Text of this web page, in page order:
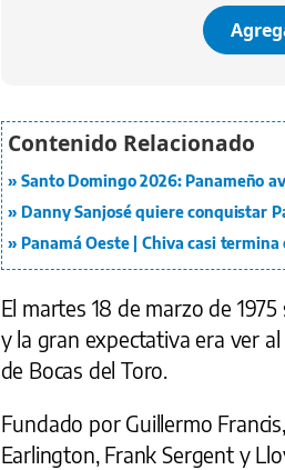
Santo Domingo 2026: Panameño
Danny Sanjosé quiere conquistar
Panamá Oeste | Chiva casi
El martes 18 de marzo de
y la gran expectativa era ver
de Bocas del Toro.
Fundado por Guillermo
Earlington, Frank Sergent y